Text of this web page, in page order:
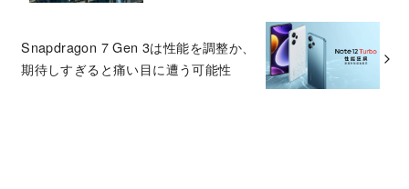
Snapdragon 7 Gen 3は性能を調整か、
期待しすぎると痛い目に遭う可能性